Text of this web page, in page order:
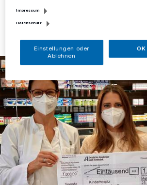
03.12.2021 , 06:48 Uhr
Impressum
Datenschutz
Einstellungen oder
Ablehnen
OK